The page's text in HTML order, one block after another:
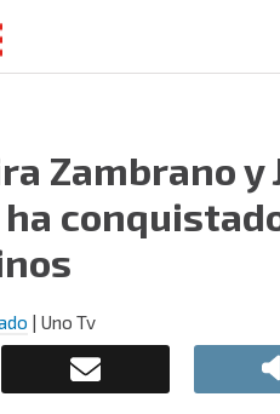
Zambrano y
| Uno Tv